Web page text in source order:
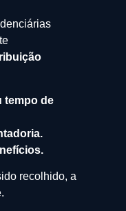
tempo de
recolhido, a